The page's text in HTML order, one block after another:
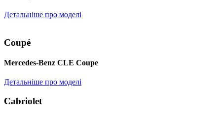
Детальніше про моделі
Coupé
Mercedes-Benz CLE Coupe
Детальніше про моделі
Cabriolet